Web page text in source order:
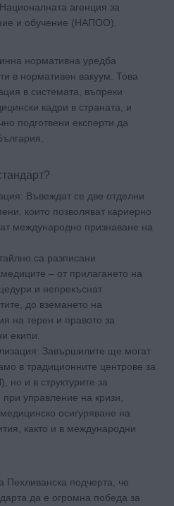
агенция за
и обучение (НАПОО).
нормативна уредба
в нормативен вакуум. Това
в системата, въпреки
кадри в страната, и
подготвени експерти да
Въвеждат се две отделни
които позволяват кариерно
международно признаване на
са разписани
– от прилагането на
и непрекъснат
до вземането на
на терен и правото за
екипи.
Завършилите ще могат
в традиционните центрове за
и в структурите за
управление на кризи,
осигуряване на
както и в международни
подчерта, че
да е огромна победа за